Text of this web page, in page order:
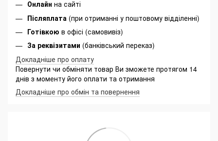
Онлайн на сайті
Післяплата (при отриманні у поштовому відділенні)
Готівкою в офісі (самовивіз)
За реквізитами (банківський переказ)
Докладніше про оплату
Повернути чи обміняти товар Ви зможете протягом 14
днів з моменту його оплати та отримання
Докладніше про обмін та повернення